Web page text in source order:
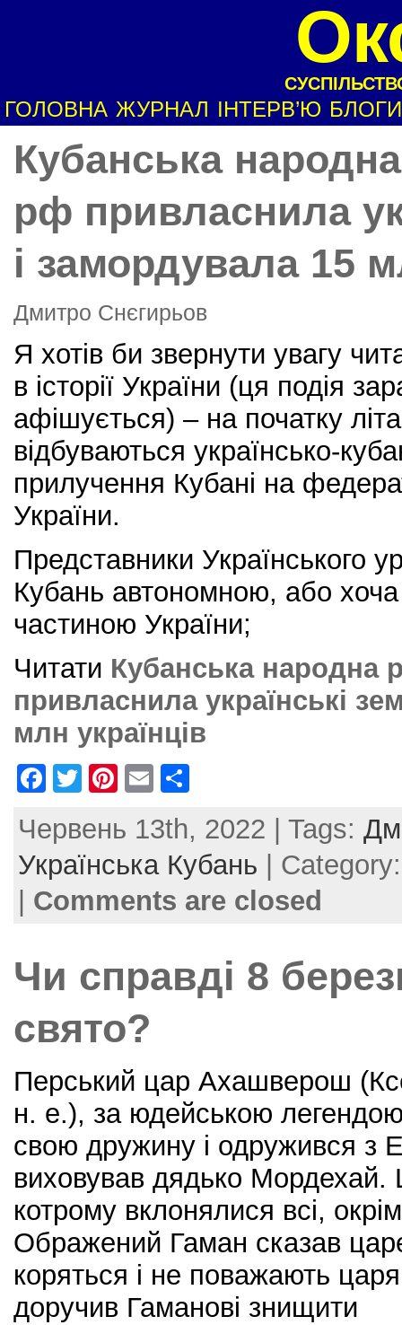
ГОЛОВНА ЖУРНАЛ ІНТЕРВ’Ю БЛОГИ
Кубанська
рф привласнила
і замордувала 15
Дмитро Снєгирьов
Я хотів би звернути увагу
в історії України (ця подія
афішується) – на початку
відбуваються українсько-
прилучення Кубані на
України.
Представники Українського
Кубань автономною, або
частиною України;
Читати Кубанська народна
привласнила українські
млн українців
F
c
e
b
k
T
itt
er
Pi
er
e
st
E
ai
l
ar
e
Червень 13th, 2022 | Tags:
Українська Кубань |
| Comments are closed
Чи справді 8
свято?
Перський цар Ахашверош
н. е.), за юдейською
свою дружину і одружився з
виховував дядько Мордехай.
котрому вклонялися всі,
Ображений Гаман сказав
коряться і не поважають
доручив Гаманові знищити